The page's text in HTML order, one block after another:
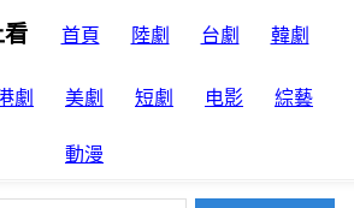
看 首頁 陸劇 台劇 韓劇
劇 美劇 短劇 电影 綜藝
動漫